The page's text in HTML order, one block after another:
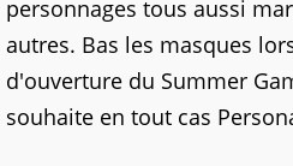
personnages tous aussi
autres. Bas les masques
d'ouverture du Summer
souhaite en tout cas